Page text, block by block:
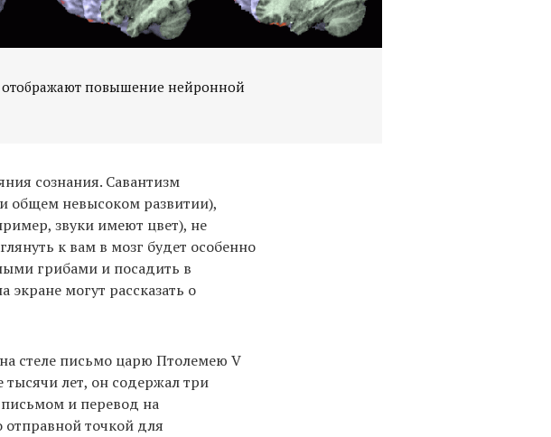
отображают повышение нейронной
сознания. Савантизм
общем невысоком развитии),
звуки имеют цвет), не
к вам в мозг будет особенно
грибами и посадить в
могут рассказать о
стеле письмо царю Птолемею V
тысячи лет, он содержал три
и перевод на
отправной точкой для